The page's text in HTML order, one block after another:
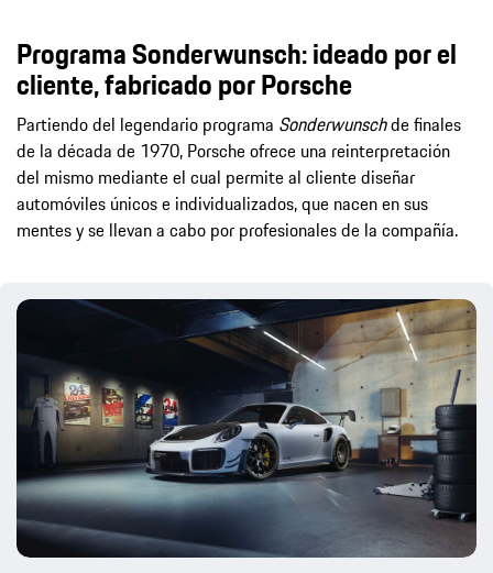
Programa Sonderwunsch: ideado por el
cliente, fabricado por Porsche
Partiendo del legendario programa Sonderwunschde finales
de la década de 1970, Porsche ofrece una reinterpretación
del mismo mediante el cual permite al cliente diseñar
automóviles únicos e individualizados, que nacen en sus
mentes y se llevan a cabo por profesionales de la compañía.